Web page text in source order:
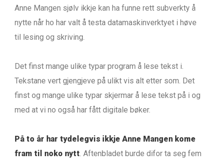
Anne Mangen sjølv ikkje kan ha funne rett subverkty å
nytte når ho har valt å testa datamaskinverktyet i høve
til lesing og skriving.
Det finst mange ulike typar program å lese tekst i.
Tekstane vert gjengjeve på ulikt vis alt etter som. Det
finst og mange ulike typar skjermar å lese tekst på i og
med at vi no også har fått digitale bøker.
På to år har tydelegvis ikkje Anne Mangen kome
fram til noko nytt. Aftenbladet burde difor ta seg fem